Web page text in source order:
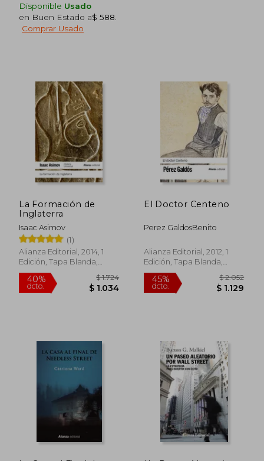
45%
dcto. $ 2.263
50%
50%
Disponible Usado
en Buen Estado a$ 588
Comprar Usado
40%
dcto.
La Formación de
Inglaterra
Isaac Asimov
(1)
Alianza Editorial, 2014, 1
Edición, Tapa Blanda,
Nuevo
El Doctor Centeno
Perez GaldosBenito
Alianza Editorial, 2012, 1
Edición, Tapa Blanda,
Nuevo